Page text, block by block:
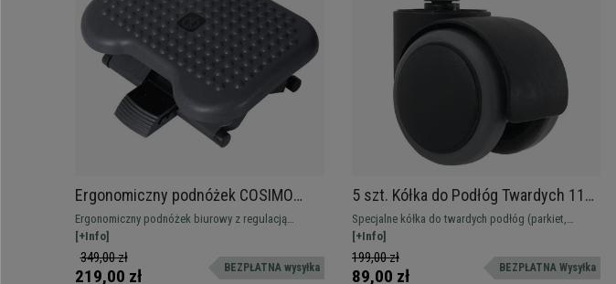
Ergonomiczny podnóżek COSIMO
PRO regulacja wysokości i nachylenia,
antypoślizgowy, Czarny
Ergonomiczny podnóżek biurowy z regulacją
wysokości oraz kąta nachylenia.
[+Info]
349,00 zł
219,00 zł BEZPŁATNA wysyłka
5 szt. Kółka do Podłóg Twardych 11
mm / 50 mm, Udźwig do 150 kg! Do
parkietów, terakoty...
Specjalne kółka do twardych podłóg (parkiet,
terakota etc.) i każdej innej powierzchni. Nie
zostawiają zarysowań ani śladów dzięki powłoce
bardziej miękkiej niż standardowa. Kółka silikonowe
[+Info]
199,00 zł
89,00 zł BEZPŁATNA Wysyłka